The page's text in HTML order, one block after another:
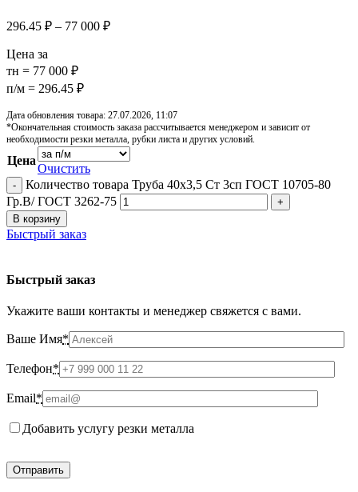
296.45 ₽ – 77 000 ₽
Цена за
тн = 77 000 ₽
п/м = 296.45 ₽
Дата обновления товара: 27.07.2026, 11:07
*Окончательная стоимость заказа рассчитывается менеджером и зависит от
необходимости резки металла, рубки листа и других условий.
Цена
Очистить
Количество товара Труба 40х3,5 Ст 3сп ГОСТ 10705-80
Гр.В/ ГОСТ 3262-75
В корзину
Быстрый заказ
Быстрый заказ
Укажите ваши контакты и менеджер свяжется с вами.
Ваше Имя*
Телефон*
Email*
Добавить услугу резки металла